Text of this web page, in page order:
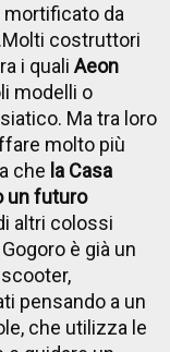
mortificato da
Molti costruttori
i qualiAeon
modelli o
Ma tra loro
molto più
che la Casa
un futuro
altri colossi
è già un
pensando a un
che utilizza le